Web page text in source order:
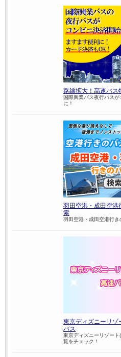
路線拡大！高速バス
国際興業バス夜行バスが
に！
羽田空港・成田空港
索
羽田空港・成田空港行き
東京ディズニーリゾ
バス
東京ディズニーリゾート
覧をチェック！